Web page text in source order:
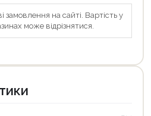
замовлення на сайті. Вартість у
може відрізнятися.